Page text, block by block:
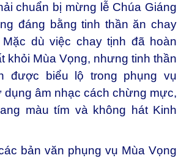
chuẩn bị mừng lễ Chúa Giáng
đáng bằng tinh thần ăn chay
dù việc chay tịnh đã hoàn
khỏi Mùa Vọng, nhưng tinh thần
được biểu lộ trong phụng vụ
dụng âm nhạc cách chừng mực,
màu tím và không hát Kinh
bản văn phụng vụ Mùa Vọng